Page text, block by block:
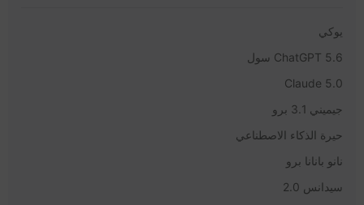
يوكي
ChatGPT 5.6 سول
Claude 5.0
جيميني 3.1 برو
حيرة الذكاء الاصطناعي
نانو بانانا برو
سيدانس 2.0